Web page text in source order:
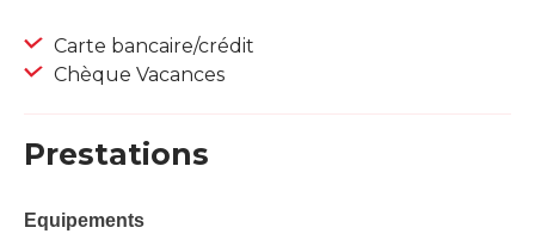
Carte bancaire/crédit
Chèque Vacances
Prestations
Equipements